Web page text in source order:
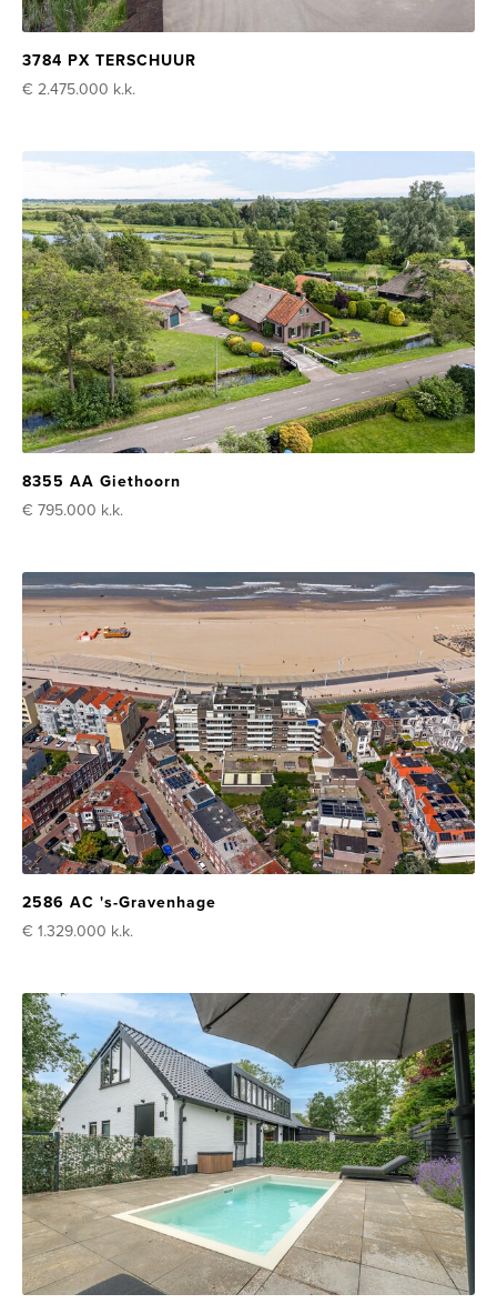
3784 PX TERSCHUUR
€ 2.475.000 k.k.
8355 AA Giethoorn
€ 795.000 k.k.
2586 AC 's-Gravenhage
€ 1.329.000 k.k.